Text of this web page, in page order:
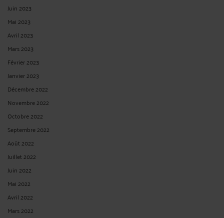
Juin 2023
Mai 2023
Avril 2023
Mars 2023
Février 2023
Janvier 2023
Décembre 2022
Novembre 2022
Octobre 2022
Septembre 2022
Août 2022
Juillet 2022
Juin 2022
Mai 2022
Avril 2022
Mars 2022